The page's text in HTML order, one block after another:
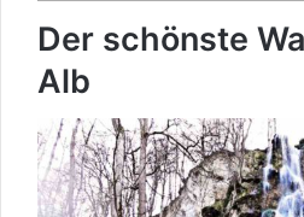
Der schönste
Alb